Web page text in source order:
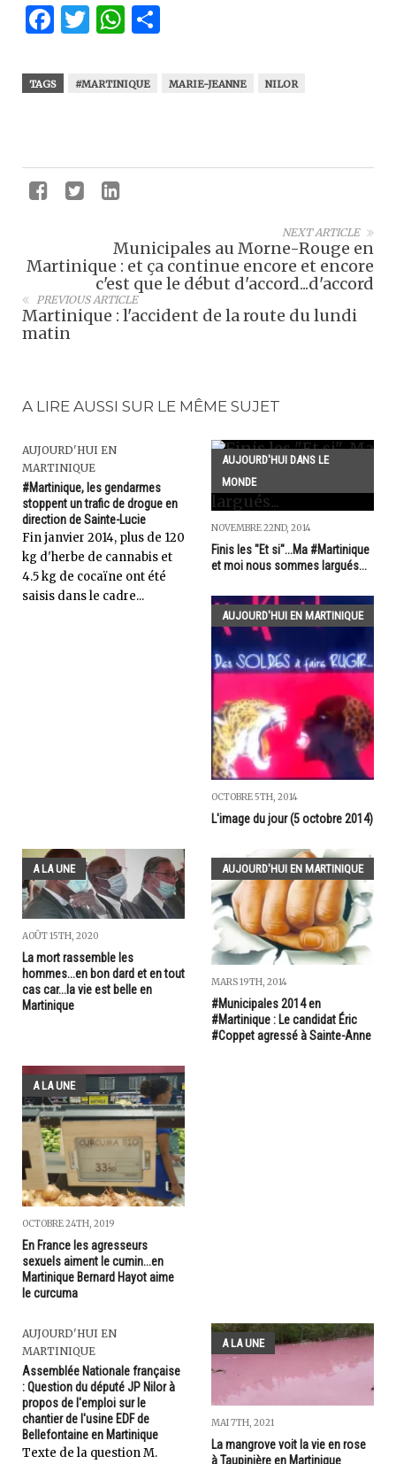
Facebook
Twitter
WhatsApp
TAGS #MARTINIQUE MARIE-JEANNE NILOR
NEXT ARTICLE
Municipales au Morne-Rouge en
Martinique : et ça continue encore et encore
c'est que le début d'accord...d'accord
PREVIOUS ARTICLE
Martinique : l'accident de la route du lundi
matin
A LIRE AUSSI SUR LE MÊME SUJET
AUJOURD'HUI EN
MARTINIQUE
#Martinique, les gendarmes
stoppent un trafic de drogue en
direction de Sainte-Lucie
Fin janvier 2014, plus de 120
kg d'herbe de cannabis et
4.5 kg de cocaïne ont été
saisis dans le cadre...
AUJOURD'HUI DANS LE
MONDE
NOVEMBRE 22ND, 2014
Finis les "Et si"...Ma #Martinique
et moi nous sommes largués...
AUJOURD'HUI EN MARTINIQUE
OCTOBRE 5TH, 2014
L'image du jour (5 octobre 2014)
A LA UNE
AOÛT 15TH, 2020
La mort rassemble les
hommes...en bon dard et en tout
cas car...la vie est belle en
Martinique
AUJOURD'HUI EN MARTINIQUE
MARS 19TH, 2014
#Municipales 2014 en
#Martinique : Le candidat Éric
#Coppet agressé à Sainte-Anne
A LA UNE
OCTOBRE 24TH, 2019
En France les agresseurs
sexuels aiment le cumin...en
Martinique Bernard Hayot aime
le curcuma
AUJOURD'HUI EN
MARTINIQUE
Assemblée Nationale française
: Question du député JP Nilor à
propos de l'emploi sur le
chantier de l'usine EDF de
Bellefontaine en Martinique
Texte de la question M.
A LA UNE
MAI 7TH, 2021
La mangrove voit la vie en rose
à Taupinière en Martinique